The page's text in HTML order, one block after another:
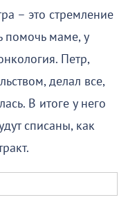
– это стремление
помочь маме, у
Петр,
делал все,
В итоге у него
списаны, как